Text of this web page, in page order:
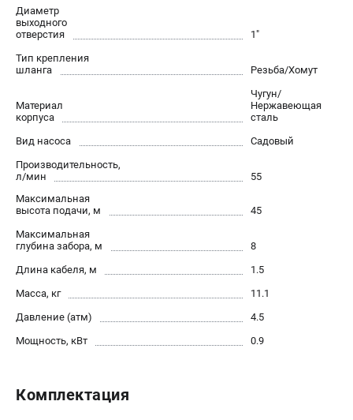
Контакты
Правила обмена и возврата
О компании
Политика обработки персональных данных
Новости
Программа бонусов
Как нас найти
Пользовательское соглашение
Угловые шлифмашины (УШМ)
Перфораторы
Дрели
Лобзики
Аккумуляторные шуруповерты
Диаметр
выходного
отверстия
1"
Тип крепления
шланга
Резьба/Хомут
Материал
корпуса
Чугун/
Нержавеющая
сталь
Вид насоса
Садовый
Производительность,
л/мин
55
Максимальная
высота подачи, м
45
Максимальная
глубина забора, м
8
Длина кабеля, м
1.5
Масса, кг
11.1
Давление (атм)
4.5
Мощность, кВт
0.9
Комплектация